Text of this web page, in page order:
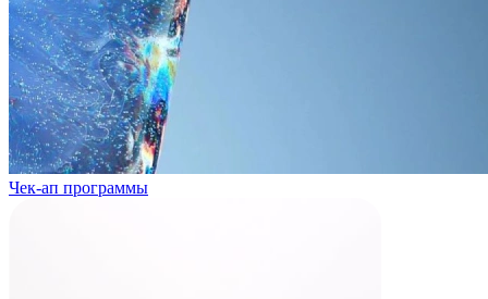
Чек-ап программы